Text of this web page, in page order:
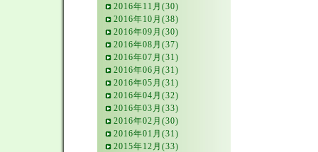
2016年11月(30)
2016年10月(38)
2016年09月(30)
2016年08月(37)
2016年07月(31)
2016年06月(31)
2016年05月(31)
2016年04月(32)
2016年03月(33)
2016年02月(30)
2016年01月(31)
2015年12月(33)